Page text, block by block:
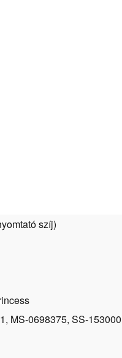
szíj)
MS-0698375, SS-